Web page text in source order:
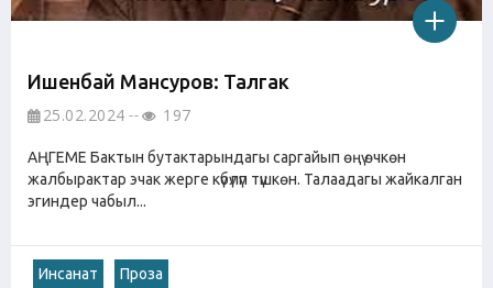
Ишенбай Мансуров: Талгак
25.02.2024 197
АҢГЕМЕ Бактын бутактарындагы саргайып өңү өчкөн
жалбырактар эчак жерге күбүлүп түшкөн. Талаадагы жайкалган
эгиндер чабыл...
Инсанат Проза